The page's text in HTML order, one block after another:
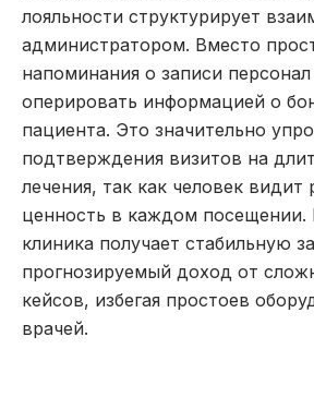
лояльности структурирует
администратором. Вместо
напоминания о записи
оперировать информацией о
пациента. Это значительно
подтверждения визитов на
лечения, так как человек видит
ценность в каждом посещении.
клиника получает стабильную
прогнозируемый доход от
кейсов, избегая простоев
врачей.